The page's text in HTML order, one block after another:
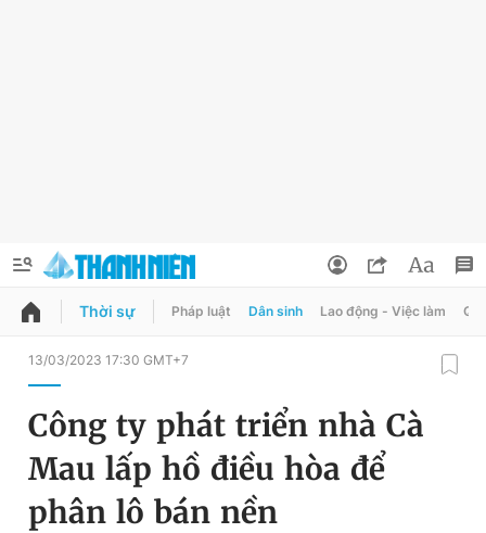
QUẢNG CÁO
Chuyên mục
Chuyên mục khác
Đổi mật khẩu
Tin đã lưu
Thời sự Pháp luật Dân sinh Lao động - Việc làm
13/03/2023 17:30 GMT+7
Công ty phát triển nhà Cà
Mau lấp hồ điều hòa để
phân lô bán nền